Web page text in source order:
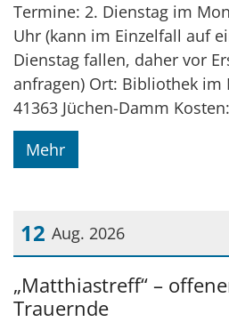
Termine: 2. Dienstag im
Uhr (kann im Einzelfall auf
Dienstag fallen, daher vor
anfragen) Ort: Bibliothek im
41363 Jüchen-Damm
Mehr
12 Aug. 2026
Datum: 12. August 2026
„Matthiastreff“ –
Trauernde